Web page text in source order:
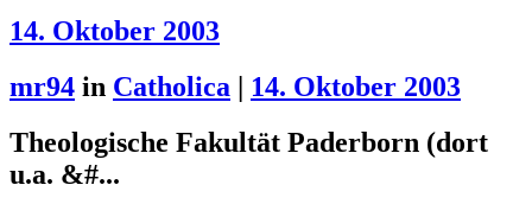
14. Oktober 2003
mr94 in Catholica | 14. Oktober 2003
Theologische Fakultät Paderborn (dort
u.a. &#...